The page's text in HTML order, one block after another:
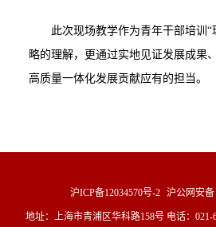
此次现场教学作为青年干部培训
略的理解，更通过实地见证发展成果
高质量一体化发展贡献应有的担当。
沪ICP备12034570号-2 沪公网安备
地址：上海市青浦区华科路158号 电话：021-